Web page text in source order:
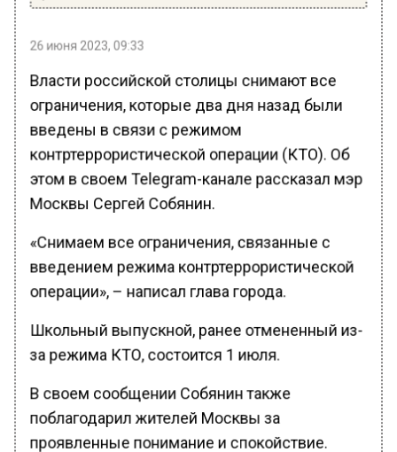
26 июня 2023, 09:33
Власти российской столицы снимают все
ограничения, которые два дня назад были
введены в связи с режимом
контртеррористической операции (КТО). Об
этом в своем Telegram-канале рассказал мэр
Москвы Сергей Собянин.
«Снимаем все ограничения, связанные с
введением режима контртеррористической
операции», – написал глава города.
Школьный выпускной, ранее отмененный из-
за режима КТО, состоится 1 июля.
В своем сообщении Собянин также
поблагодарил жителей Москвы за
проявленные понимание и спокойствие.